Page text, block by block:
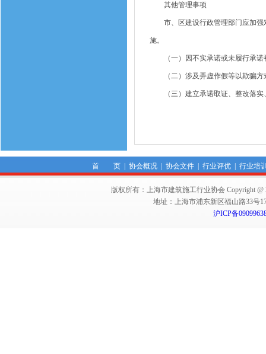
其他管理事项
市、区建设行政管理部门应加强
施。
（一）因不实承诺或未履行承诺
（二）涉及弄虚作假等以欺骗方
（三）建立承诺取证、整改落实
首 页| 协会概况| 协会文件| 行业评优| 行业培
版权所有：上海市建筑施工行业协会 Copyright @
地址：上海市浦东新区福山路33号
沪ICP备